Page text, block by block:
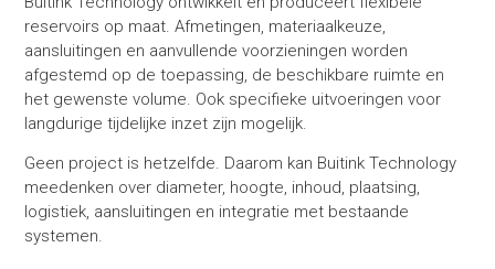
reservoirs op maat. Afmetingen, materiaalkeuze,
aansluitingen en aanvullende voorzieningen worden
afgestemd op de toepassing, de beschikbare ruimte en
het gewenste volume. Ook specifieke uitvoeringen voor
langdurige tijdelijke inzet zijn mogelijk.
Geen project is hetzelfde. Daarom kan Buitink Technology
meedenken over diameter, hoogte, inhoud, plaatsing,
logistiek, aansluitingen en integratie met bestaande
systemen.